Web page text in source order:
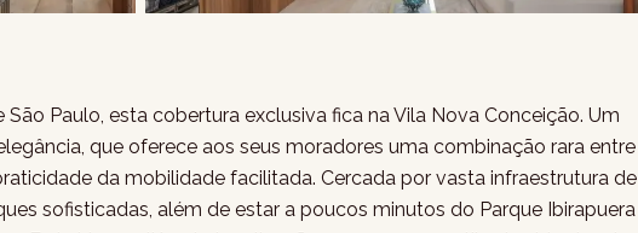
Paulo, esta cobertura exclusiva fica na Vila Nova Conceição. Um
que oferece aos seus moradores uma combinação rara entre
da mobilidade facilitada. Cercada por vasta infraestrutura de
sofisticadas, além de estar a poucos minutos do Parque Ibirapuera